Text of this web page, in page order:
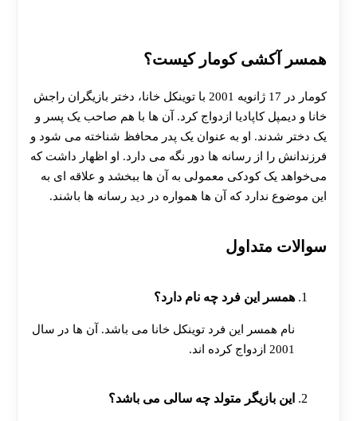
همسر آکشی کومار کیست؟
کومار در 17 ژانویه 2001 با توینکل خانا، دختر بازیگران راجش
خانا و دیمپل کاپادیا ازدواج کرد. آن ها با هم صاحب یک پسر و
یک دختر شدند. او به عنوان یک پدر محافظ شناخته می شود و
فرزندانش را از رسانه ها دور نگه می دارد. او اظهار داشت که
می‌خواهد یک کودکی معمولی به آن ‌ها ببخشد و علاقه ای به
این موضوع ندارد که آن ها همواره در دید رسانه ها باشند.
سوالات متداول
همسر این فرد چه نام دارد؟
نام همسر این فرد توینکل خانا می باشد. آن ها در سال
2001 ازدواج کرده اند.
این بازیگر متولد چه سالی می باشد؟